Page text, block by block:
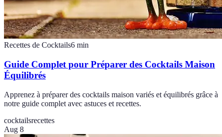
Recettes de Cocktails6 min
Guide Complet pour Préparer des Cocktails Maison
Équilibrés
Apprenez à préparer des cocktails maison variés et équilibrés grâce à
notre guide complet avec astuces et recettes.
cocktailsrecettes
Aug 8